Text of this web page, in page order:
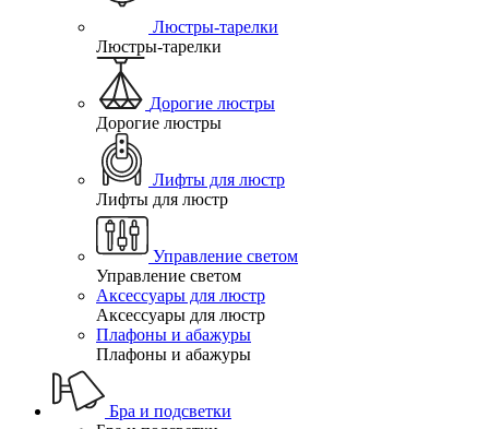
Люстры-тарелки
Люстры-тарелки
Дорогие люстры
Дорогие люстры
Лифты для люстр
Лифты для люстр
Управление светом
Управление светом
Аксессуары для люстр
Аксессуары для люстр
Плафоны и абажуры
Плафоны и абажуры
Бра и подсветки